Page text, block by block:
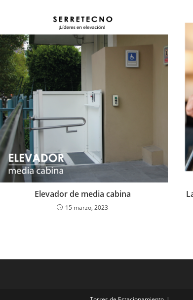
Elevador de media cabina
15 marzo, 2023